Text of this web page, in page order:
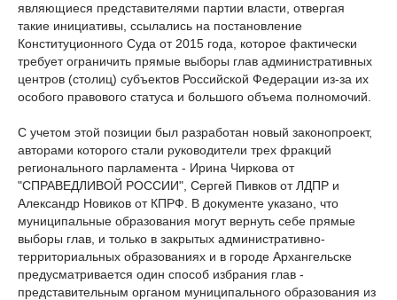
являющиеся представителями партии власти, отвергая
такие инициативы, ссылались на постановление
Конституционного Суда от 2015 года, которое фактически
требует ограничить прямые выборы глав административных
центров (столиц) субъектов Российской Федерации из-за их
особого правового статуса и большого объема полномочий.
С учетом этой позиции был разработан новый законопроект,
авторами которого стали руководители трех фракций
регионального парламента - Ирина Чиркова от
"СПРАВЕДЛИВОЙ РОССИИ", Сергей Пивков от ЛДПР и
Александр Новиков от КПРФ. В документе указано, что
муниципальные образования могут вернуть себе прямые
выборы глав, и только в закрытых административно-
территориальных образованиях и в городе Архангельске
предусматривается один способ избрания глав -
представительным органом муниципального образования из